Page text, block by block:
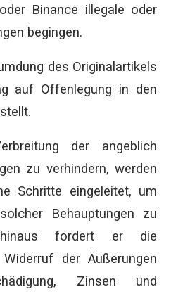
Binance illegale oder
begingen.
des Originalartikels
auf Offenlegung in den
der angeblich
zu verhindern, werden
Schritte eingeleitet, um
Behauptungen zu
hinaus fordert er die
der Äußerungen
Zinsen und